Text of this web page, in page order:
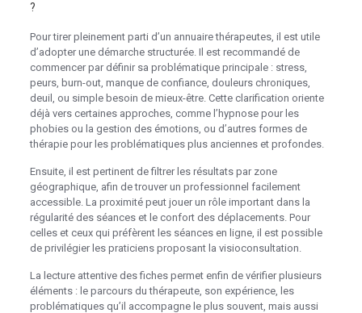
?
Pour tirer pleinement parti d’un annuaire thérapeutes, il est utile
d’adopter une démarche structurée. Il est recommandé de
commencer par définir sa problématique principale : stress,
peurs, burn-out, manque de confiance, douleurs chroniques,
deuil, ou simple besoin de mieux-être. Cette clarification oriente
déjà vers certaines approches, comme l’hypnose pour les
phobies ou la gestion des émotions, ou d’autres formes de
thérapie pour les problématiques plus anciennes et profondes.
Ensuite, il est pertinent de filtrer les résultats par zone
géographique, afin de trouver un professionnel facilement
accessible. La proximité peut jouer un rôle important dans la
régularité des séances et le confort des déplacements. Pour
celles et ceux qui préfèrent les séances en ligne, il est possible
de privilégier les praticiens proposant la visioconsultation.
La lecture attentive des fiches permet enfin de vérifier plusieurs
éléments : le parcours du thérapeute, son expérience, les
problématiques qu’il accompagne le plus souvent, mais aussi